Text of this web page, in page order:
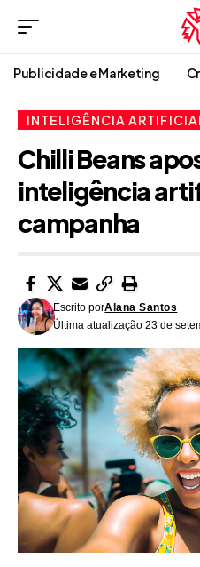
Publicidade e Marketing
INTELIGÊNCIA
Chilli Beans
inteligência
campanha
Última atualização 23 de
Escrito porAlana Santos